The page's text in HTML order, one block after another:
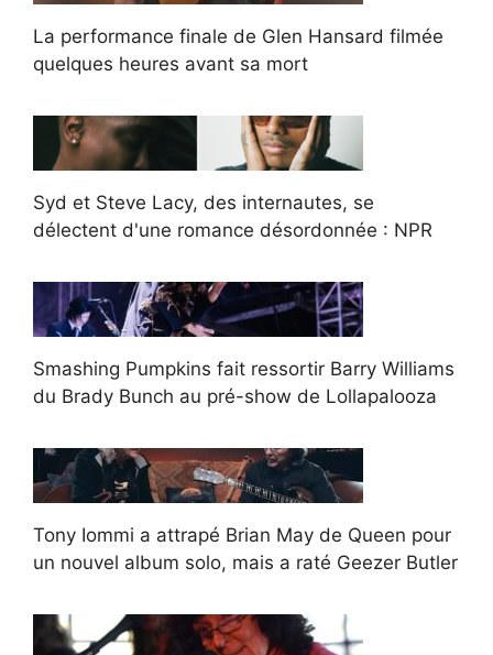
La performance finale de Glen Hansard filmée
quelques heures avant sa mort
Syd et Steve Lacy, des internautes, se
délectent d'une romance désordonnée : NPR
Smashing Pumpkins fait ressortir Barry Williams
du Brady Bunch au pré-show de Lollapalooza
Tony Iommi a attrapé Brian May de Queen pour
un nouvel album solo, mais a raté Geezer Butler